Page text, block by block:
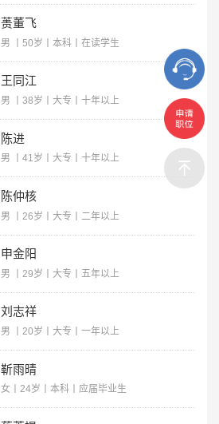
蒉董飞
男 丨50岁丨本科丨在读学生
王同江
男 丨38岁丨大专丨十年以上
陈进
男 丨41岁丨大专丨十年以上
陈仲核
男 丨26岁丨大专丨二年以上
申金阳
男 丨29岁丨大专丨五年以上
刘志祥
男 丨20岁丨大专丨一年以上
靳雨晴
女丨24岁丨本科丨应届毕业生